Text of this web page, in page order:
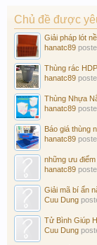
Chủ đề được
Giải pháp lót
hanatc89
Thùng rác
hanatc89
Thùng Nhựa
hanatc89
Báo giá thùng
hanatc89
những ưu điểm
hanatc89
Giải mã bí ẩn
Cuu Dung
Tử Bình Giúp
Cuu Dung